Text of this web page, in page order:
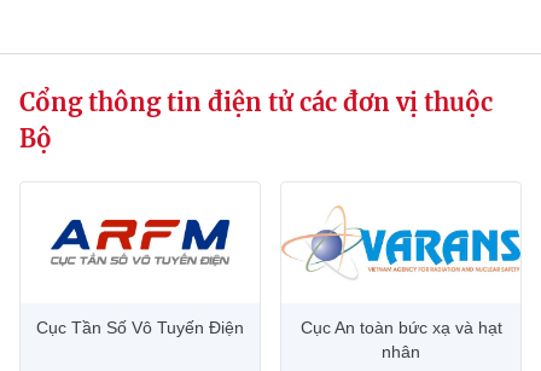
Trang chủ
Chức năng nhiệm vụ
Tin tức sự kiện
Hệ thống văn bản
Cổng thông tin điện tử các đơn vị thuộc
Bộ
Cục Tần Số Vô Tuyến Điện
Cục An toàn bức xạ và hạt
nhân